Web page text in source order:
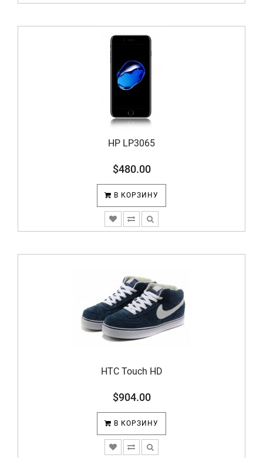
HP LP3065
$480.00
В КОРЗИНУ
HTC Touch HD
$904.00
В КОРЗИНУ